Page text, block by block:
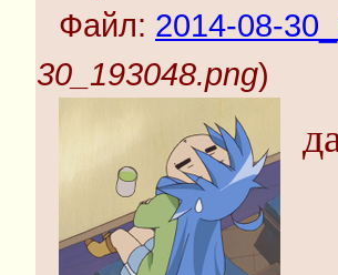
Файл: 2014-08-
30_193048.png)